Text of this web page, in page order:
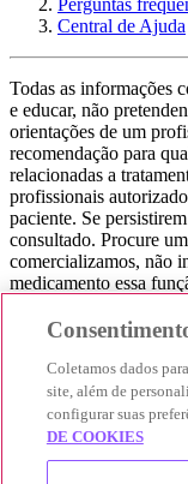
Perguntas
Central de Ajuda
Todas as informações
e educar, não
orientações de um
recomendação para
relacionadas a
profissionais
paciente. Se
consultado. Procure
comercializamos, não
medicamento essa
consultar seu médico.
que você encontre o
produtos
experiência seja bem-
acontece nos sites das
© 2025 Afya
Coletamos dados
site, além de
configurar suas
DE COOKIES